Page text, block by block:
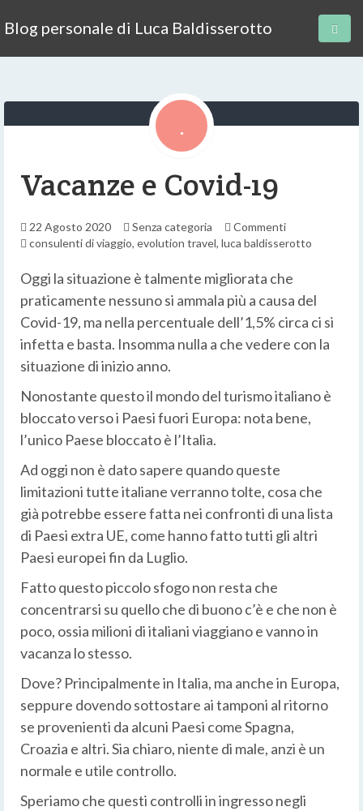
Blog personale di Luca Baldisserotto
Vacanze e Covid-19
22 Agosto 2020 Senza categoria
Commenti
consulenti di viaggio, evolution travel, luca baldisserotto
Oggi la situazione è talmente migliorata che
praticamente nessuno si ammala più a causa del
Covid-19, ma nella percentuale dell’1,5% circa ci si
infetta e basta. Insomma nulla a che vedere con la
situazione di inizio anno.
Nonostante questo il mondo del turismo italiano è
bloccato verso i Paesi fuori Europa: nota bene,
l’unico Paese bloccato è l’Italia.
Ad oggi non è dato sapere quando queste
limitazioni tutte italiane verranno tolte, cosa che
già potrebbe essere fatta nei confronti di una lista
di Paesi extra UE, come hanno fatto tutti gli altri
Paesi europei fin da Luglio.
Fatto questo piccolo sfogo non resta che
concentrarsi su quello che di buono c’è e che non è
poco, ossia milioni di italiani viaggiano e vanno in
vacanza lo stesso.
Dove? Principalmente in Italia, ma anche in Europa,
seppure dovendo sottostare ai tamponi al ritorno
se provenienti da alcuni Paesi come Spagna,
Croazia e altri. Sia chiaro, niente di male, anzi è un
normale e utile controllo.
Speriamo che questi controlli in ingresso negli